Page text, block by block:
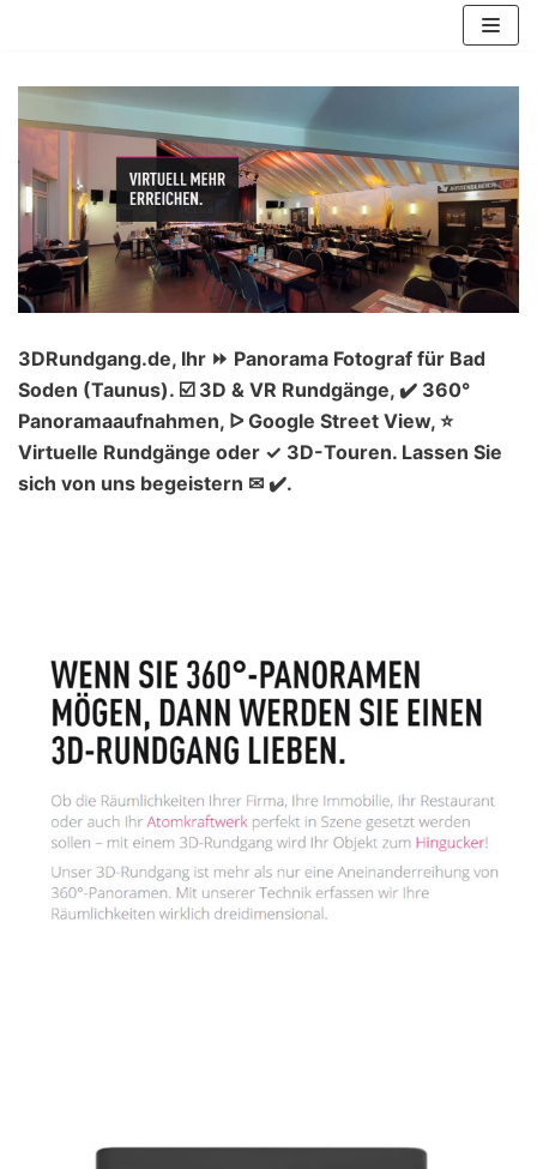
Inhalt
springen
3DRundgang.de, Ihr ⏩ Panorama Fotograf für Bad
Soden (Taunus). ☑️ 3D & VR Rundgänge, ✔️ 360°
Panoramaaufnahmen, ᐅ Google Street View, ⭐
Virtuelle Rundgänge oder ✓ 3D-Touren. Lassen Sie
sich von uns begeistern ✉ ✔️.